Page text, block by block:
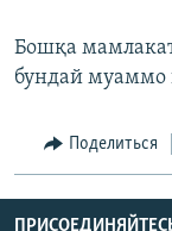
Бошқа
бундай муаммо
Поделиться